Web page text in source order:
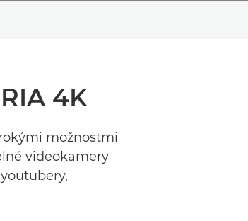
4K
možnostmi
videokamery